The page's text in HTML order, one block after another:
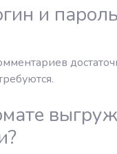
и